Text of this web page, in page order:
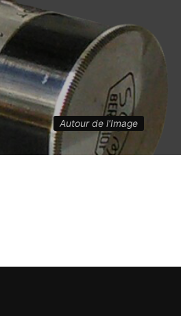
Autour de l'Image